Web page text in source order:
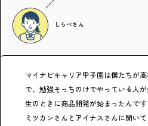
しらべさん
マイナビキャリア甲子園は僕たちが
で、勉強そっちのけでやっている人
生のときに商品開発が始まったんで
ミツカンさんとアイナスさんに聞い